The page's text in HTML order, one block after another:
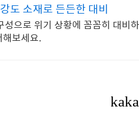
도 소재로 든든한 대비
성으로 위기 상황에 꼼꼼히 대비
보세요.